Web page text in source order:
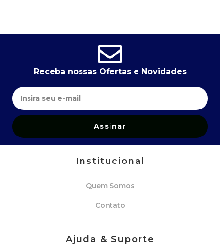
Receba nossas Ofertas e Novidades
Assinar
Institucional
Quem Somos
Contato
Ajuda & Suporte